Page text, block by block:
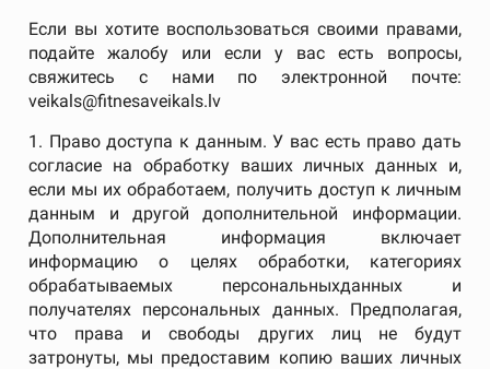
Если вы хотите воспользоваться своими правами,
подайте жалобу или если у вас есть вопросы,
свяжитесь с нами по электронной почте:
veikals@fitnesaveikals.lv
1. Право доступа к данным. У вас есть право дать
согласие на обработку ваших личных данных и,
если мы их обработаем, получить доступ к личным
данным и другой дополнительной информации.
Дополнительная информация включает
информацию о целях обработки, категориях
обрабатываемых персональныхданных и
получателях персональных данных. Предполагая,
что права и свободы других лиц не будут
затронуты, мы предоставим копию ваших личных